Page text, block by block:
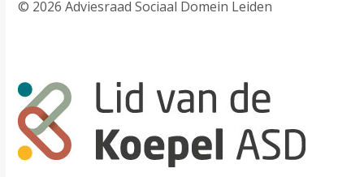
© 2026 Adviesraad Sociaal Domein Leiden